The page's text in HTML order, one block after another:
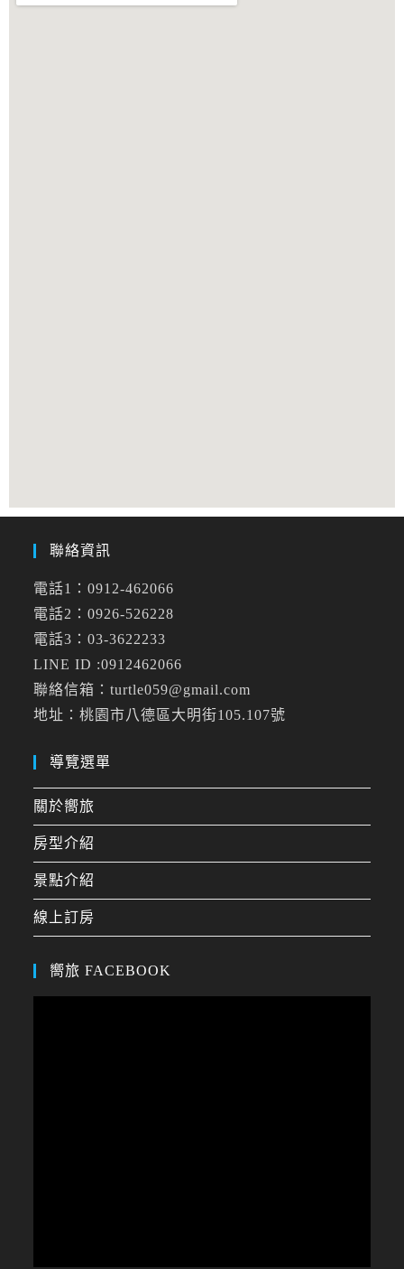
聯絡資訊
電話1：0912-462066
電話2：0926-526228
電話3：03-3622233
LINE ID :0912462066
聯絡信箱：turtle059@gmail.com
地址：桃園市八德區大明街105.107號
導覽選單
關於嚮旅
房型介紹
景點介紹
線上訂房
嚮旅 FACEBOOK